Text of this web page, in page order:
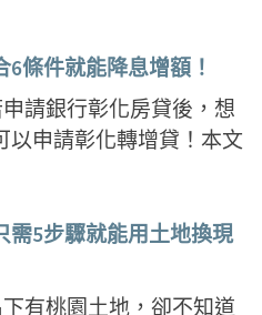
條件就能降息增額！
申請銀行彰化房貸後，想
以申請彰化轉增貸！本文
需5步驟就能用土地換現
下有桃園土地，卻不知道